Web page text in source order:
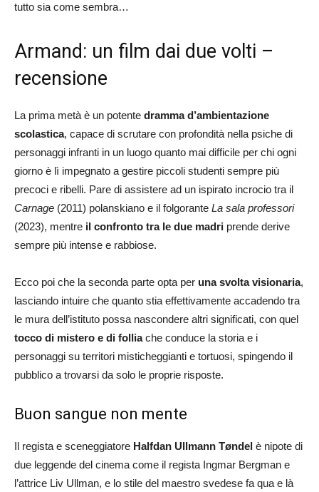
tutto sia come sembra…
Armand: un film dai due volti –
recensione
La prima metà è un potente dramma d’ambientazione
scolastica, capace di scrutare con profondità nella psiche di
personaggi infranti in un luogo quanto mai difficile per chi ogni
giorno è lì impegnato a gestire piccoli studenti sempre più
precoci e ribelli. Pare di assistere ad un ispirato incrocio tra il
Carnage (2011) polanskiano e il folgorante La sala professori
(2023), mentre il confronto tra le due madri prende derive
sempre più intense e rabbiose.
Ecco poi che la seconda parte opta per una svolta visionaria,
lasciando intuire che quanto stia effettivamente accadendo tra
le mura dell’istituto possa nascondere altri significati, con quel
tocco di mistero e di folliache conduce la storia e i
personaggi su territori misticheggianti e tortuosi, spingendo il
pubblico a trovarsi da solo le proprie risposte.
Buon sangue non mente
Il regista e sceneggiatore Halfdan Ullmann Tøndel è nipote di
due leggende del cinema come il regista Ingmar Bergman e
l’attrice Liv Ullman, e lo stile del maestro svedese fa qua e là